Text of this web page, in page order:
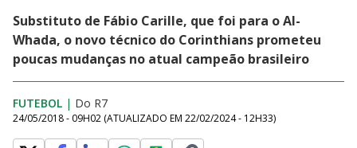
Substituto de Fábio Carille, que foi para o Al-
Whada, o novo técnico do Corinthians prometeu
poucas mudanças no atual campeão brasileiro
FUTEBOL | Do R7
24/05/2018 - 09H02 (ATUALIZADO EM 22/02/2024 - 12H33)